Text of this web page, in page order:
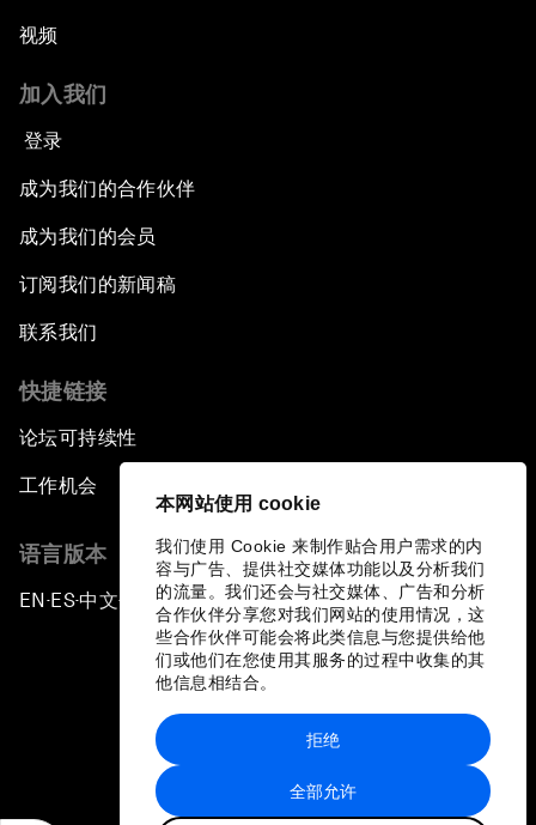
本网站使用 cookie
我们使用 Cookie 来制作贴合用户需求的内
容与广告、提供社交媒体功能以及分析我们
的流量。我们还会与社交媒体、广告和分析
合作伙伴分享您对我们网站的使用情况，这
些合作伙伴可能会将此类信息与您提供给他
们或他们在您使用其服务的过程中收集的其
他信息相结合。
全部允许
拒绝
视频
加入我们
登录
成为我们的合作伙伴
成为我们的会员
订阅我们的新闻稿
联系我们
快捷链接
论坛可持续性
工作机会
语言版本
EN ▪ES▪中文▪ 日本語
站点地图